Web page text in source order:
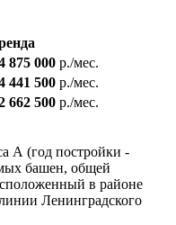
875 000 р./мес.
441 500 р./мес.
662 500 р./мес.
А (год постройки -
башен, общей
в районе
Ленинградского